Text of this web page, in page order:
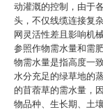
动灌溉的控制，由于
头，不仅线缆连接复
网灵活性差且影响机
参照作物需水量和需
物需水量是指高度一
水分充足的绿草地的
的苜蓿草的需水量，
物品种、生长期、土